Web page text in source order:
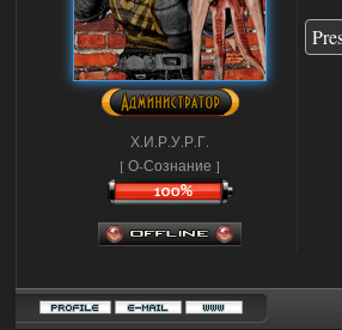
Х.И.Р.У.Р.Г.
[ О-Сознание ]